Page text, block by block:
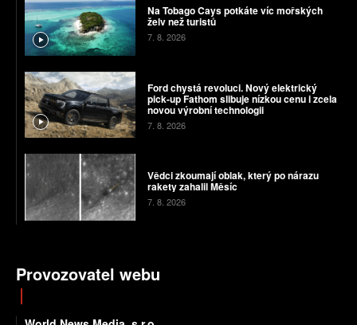
Na Tobago Cays potkáte víc mořských
želv než turistů
7. 8. 2026
Ford chystá revoluci. Nový elektrický
pick-up Fathom slibuje nízkou cenu i zcela
novou výrobní technologii
7. 8. 2026
Vědci zkoumají oblak, který po nárazu
rakety zahalil Měsíc
7. 8. 2026
Provozovatel webu